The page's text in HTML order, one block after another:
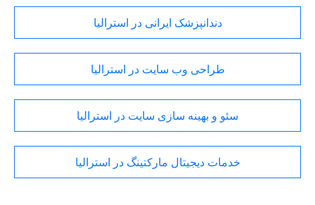
دندانپزشک ایرانی در استرالیا
طراحی وب سایت در استرالیا
سئو و بهینه سازی سایت در استرالیا
خدمات دیجیتال مارکتینگ در استرالیا